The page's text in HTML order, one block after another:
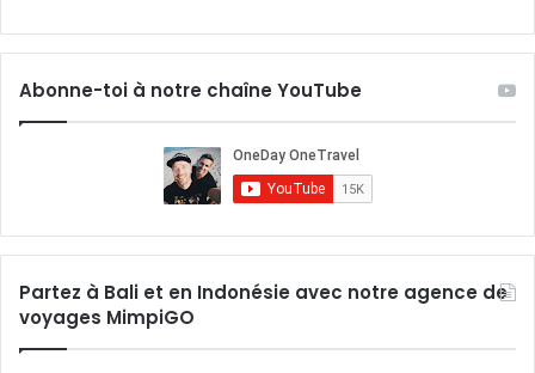
Abonne-toi à notre chaîne YouTube
Partez à Bali et en Indonésie avec notre agence de
voyages MimpiGO